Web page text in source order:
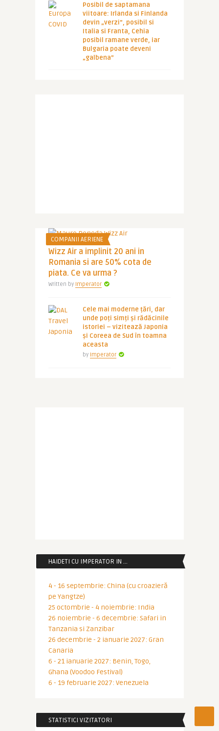
Posibil de saptamana
viitoare: Irlanda si Finlanda
devin „verzi”, posibil si
Italia si Franta, Cehia
posibil ramane verde, iar
Bulgaria poate deveni
„galbena”
COMPANII AERIENE
Wizz Air a implinit 20 ani in
Romania si are 50% cota de
piata. Ce va urma ?
Written by Imperator
Cele mai moderne țări, dar
unde poți simți și rădăcinile
istoriei – vizitează Japonia
și Coreea de Sud în toamna
aceasta
by Imperator
HAIDETI CU IMPERATOR IN …
4 - 16 septembrie: China (cu croazieră
pe Yangtze)
25 octombrie - 4 noiembrie: India
26 noiembrie - 6 decembrie: Safari in
Tanzania si Zanzibar
26 decembrie - 2 ianuarie 2027: Gran
Canaria
6 - 21 ianuarie 2027: Benin, Togo,
Ghana (Voodoo Festival)
6 - 19 februarie 2027: Venezuela
STATISTICI VIZITATORI